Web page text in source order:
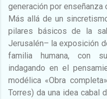
generación por enseñanza
Más allá de un
pilares básicos de la
Jerusalén– la exposición
familia humana, con
indagando en el
modélica «Obra
Torres) da una idea cabal